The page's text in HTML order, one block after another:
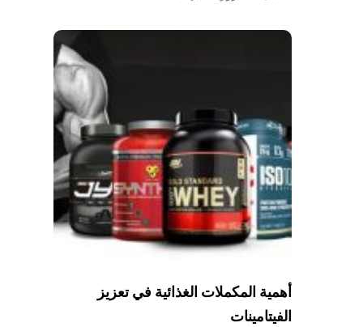
أهمية المكملات الغذائية في تعزيز
الفيتامينات